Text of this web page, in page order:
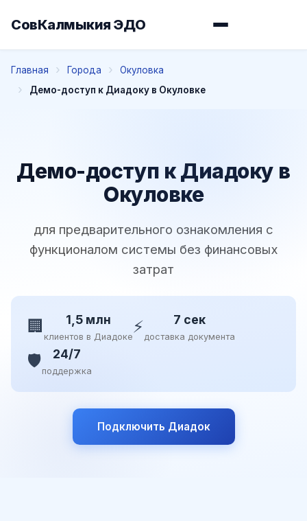
СовКалмыкия ЭДО
Главная Города
Окуловка
Демо-доступ к Диадоку в Окуловке
Демо-доступ к Диадоку в
Окуловке
для предварительного ознакомления с
функционалом системы без финансовых
затрат
🏢 1,5 млн
клиентов в Диадоке⚡ 7 сек
доставка документа
🛡️ 24/7
поддержка
Подключить Диадок